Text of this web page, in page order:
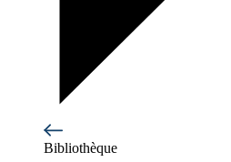
Bibliothèque